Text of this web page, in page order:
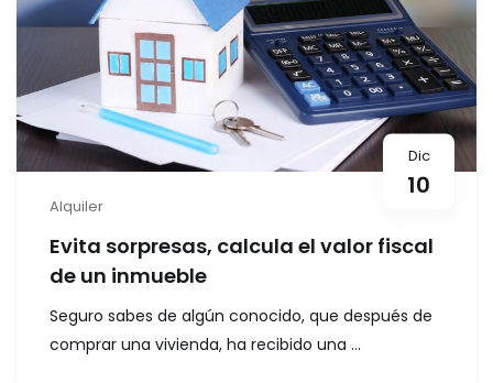
Dic
10
Alquiler
Evita sorpresas, calcula el valor fiscal
de un inmueble
Seguro sabes de algún conocido, que después de
comprar una vivienda, ha recibido una ...